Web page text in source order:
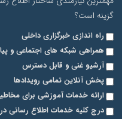
گزینه است؟
راه اندازی خبرگزاری داخلی
همراهی شبکه های اجتماعی و
آرشیو غنی و قابل دسترس
پخش آنلاین تمامی رویدادها
ارائه خدمات آموزشی برای
درج کلیه خدمات اطلاع رسانی در